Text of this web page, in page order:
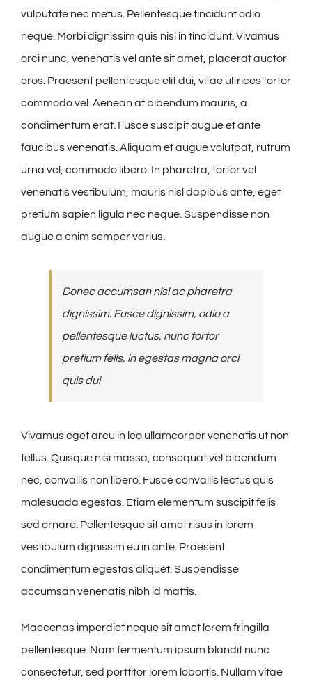
vulputate nec metus. Pellentesque tincidunt odio
neque. Morbi dignissim quis nisl in tincidunt. Vivamus
orci nunc, venenatis vel ante sit amet, placerat auctor
eros. Praesent pellentesque elit dui, vitae ultrices tortor
commodo vel. Aenean at bibendum mauris, a
condimentum erat. Fusce suscipit augue et ante
faucibus venenatis. Aliquam et augue volutpat, rutrum
urna vel, commodo libero. In pharetra, tortor vel
venenatis vestibulum, mauris nisl dapibus ante, eget
pretium sapien ligula nec neque. Suspendisse non
augue a enim semper varius.
Donec accumsan nisl ac pharetra
dignissim. Fusce dignissim, odio a
pellentesque luctus, nunc tortor
pretium felis, in egestas magna orci
quis dui
Vivamus eget arcu in leo ullamcorper venenatis ut non
tellus. Quisque nisi massa, consequat vel bibendum
nec, convallis non libero. Fusce convallis lectus quis
malesuada egestas. Etiam elementum suscipit felis
sed ornare. Pellentesque sit amet risus in lorem
vestibulum dignissim eu in ante. Praesent
condimentum egestas aliquet. Suspendisse
accumsan venenatis nibh id mattis.
Maecenas imperdiet neque sit amet lorem fringilla
pellentesque. Nam fermentum ipsum blandit nunc
consectetur, sed porttitor lorem lobortis. Nullam vitae